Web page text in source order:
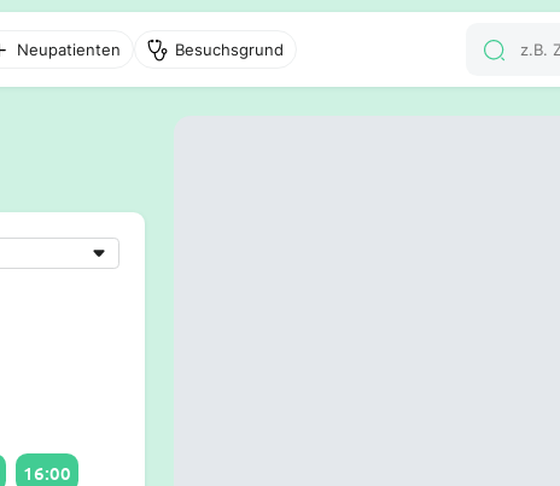
Neupatienten Besuchsgrund
16:00